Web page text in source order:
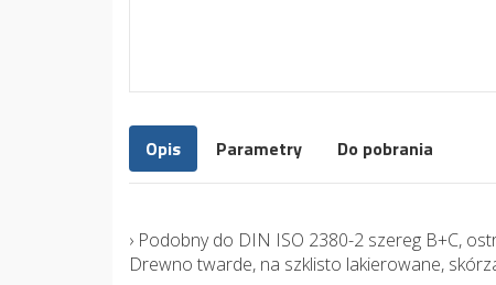
Opis Parametry Do pobrania
› Podobny do DIN ISO 2380-2 szereg B+C,
Drewno twarde, na szklisto lakierowane,